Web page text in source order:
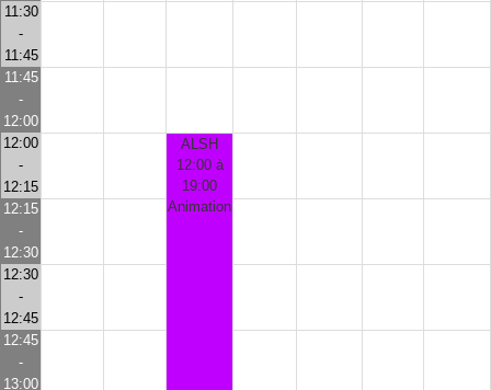
11:30
-
11:45
11:45
-
12:00
12:00
-
12:15
ALSH
12:00 à
19:00
Animation
12:15
-
12:30
12:30
-
12:45
12:45
-
13:00